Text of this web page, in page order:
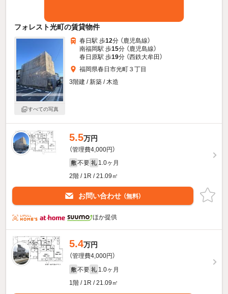
フォレスト光町の賃貸物件
すべての写真
春日駅 歩12分 （鹿児島線）
南福岡駅 歩15分 （鹿児島線）
春日原駅 歩19分 （西鉄大牟田）
福岡県春日市光町３丁目
3階建 / 新築 / 木造
5.5万円
（管理費4,000円）
敷 不要 礼 1.0ヶ月
2階 / 1R / 21.09㎡
お問い合わせ （無料）
ほか提供
5.4万円
（管理費4,000円）
敷 不要 礼 1.0ヶ月
1階 / 1R / 21.09㎡